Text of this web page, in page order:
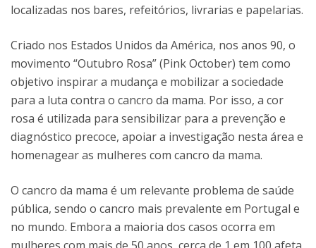
localizadas nos bares, refeitórios, livrarias e papelarias.
Criado nos Estados Unidos da América, nos anos 90, o
movimento “Outubro Rosa” (Pink October) tem como
objetivo inspirar a mudança e mobilizar a sociedade
para a luta contra o cancro da mama. Por isso, a cor
rosa é utilizada para sensibilizar para a prevenção e
diagnóstico precoce, apoiar a investigação nesta área e
homenagear as mulheres com cancro da mama.
O cancro da mama é um relevante problema de saúde
pública, sendo o cancro mais prevalente em Portugal e
no mundo. Embora a maioria dos casos ocorra em